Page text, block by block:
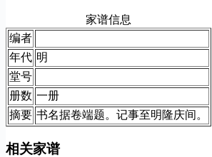
家谱信息
编者
年代 明
堂号
册数 一册
摘要 书名据卷端题。记事至明隆庆间。
相关家谱